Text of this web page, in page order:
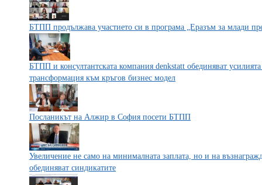
БТПП продължава участието си в програма „Еразъм за млади
БТПП и консултантската компания denkstatt обединяват
трансформация към кръгов бизнес модел
Посланикът на Алжир в София посети БТПП
Увеличение не само на минималната заплата, но и на
обединяват синдикатите